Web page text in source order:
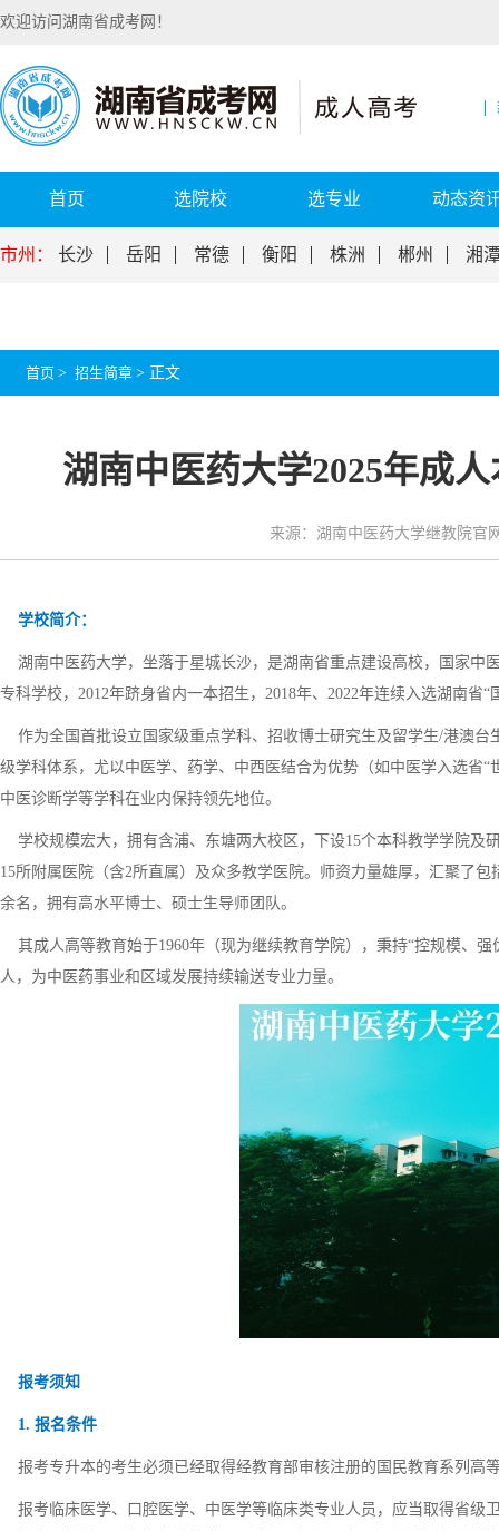
欢迎访问湖南省成考网！
首页 选院校 选专业 动态资
市州： 长沙 岳阳 常德 衡阳 株洲 郴州 湘
首页 > 招生简章 > 正文
湖南中医药大学2025年成
来源：湖南中医药大学继教院官
学校简介：
湖南中医药大学，坐落于星城长沙，是湖南省重点建设高校，国家中
专科学校，2012年跻身省内一本招生，2018年、2022年连续入选湖南省
作为全国首批设立国家级重点学科、招收博士研究生及留学生/港澳
级学科体系，尤以中医学、药学、中西医结合为优势（如中医学入选省
中医诊断学等学科在业内保持领先地位。
学校规模宏大，拥有含浦、东塘两大校区，下设15个本科教学学院及
15所附属医院（含2所直属）及众多教学医院。师资力量雄厚，汇聚了
余名，拥有高水平博士、硕士生导师团队。
其成人高等教育始于1960年（现为继续教育学院），秉持“控规模、
人，为中医药事业和区域发展持续输送专业力量。
报考须知
1. 报名条件
报考专升本的考生必须已经取得经教育部审核注册的国民教育系列高
报考临床医学、口腔医学、中医学等临床类专业人员，应当取得省级